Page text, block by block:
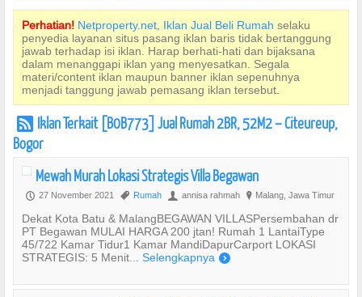
Perhatian! Netproperty.net, Iklan Jual Beli Rumah selaku
penyedia layanan situs pasang iklan baris tidak bertanggung
jawab terhadap isi iklan. Harap berhati-hati dan bijaksana
dalam menanggapi iklan yang menyesatkan. Segala
materi/content iklan maupun banner iklan sepenuhnya
menjadi tanggung jawab pemasang iklan tersebut.
r Iklan Terkait [B0B773] Jual Rumah 2BR, 52M2 – Citeureup,
Bogor
Mewah Murah Lokasi Strategis Villa Begawan
P 27 November 2021 , Rumah U annisa rahmah ? Malang, Jawa Timur
Dekat Kota Batu & MalangBEGAWAN VILLASPersembahan dr
PT Begawan MULAI HARGA 200 jtan! Rumah 1 LantaiType
45/722 Kamar Tidur1 Kamar MandiDapurCarport LOKASI
STRATEGIS: 5 Menit... Selengkapnya )